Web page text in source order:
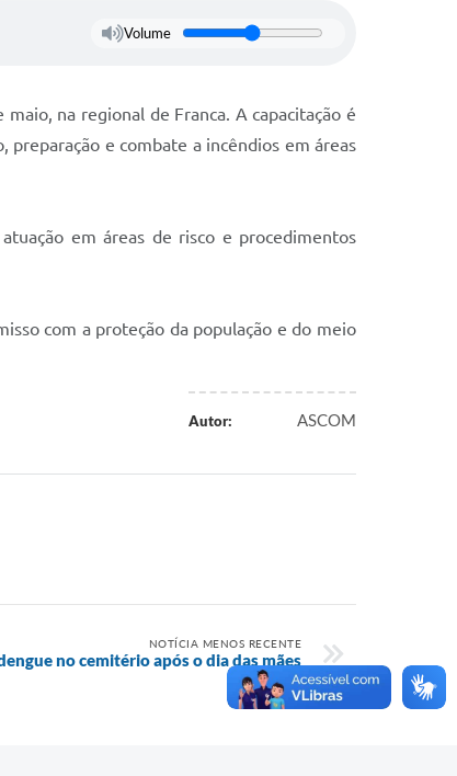
Volume
na regional de Franca. A capacitação é
preparação e combate a incêndios em áreas
em áreas de risco e procedimentos
com a proteção da população e do meio
Autor: ASCOM
NOTÍCIA MENOS RECENTE
no cemitério após o dia das mães